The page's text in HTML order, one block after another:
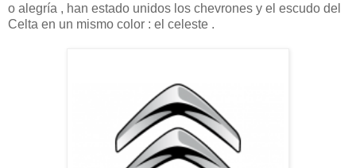
o alegría , han estado unidos los chevrones y el escudo del
Celta en un mismo color : el celeste .